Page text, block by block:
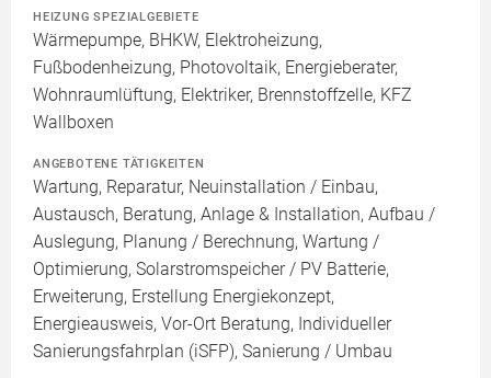
HEIZUNG SPEZIALGEBIETE
Wärmepumpe, BHKW, Elektroheizung,
Fußbodenheizung, Photovoltaik, Energieberater,
Wohnraumlüftung, Elektriker, Brennstoffzelle, KFZ
Wallboxen
ANGEBOTENE TÄTIGKEITEN
Wartung, Reparatur, Neuinstallation / Einbau,
Austausch, Beratung, Anlage & Installation, Aufbau /
Auslegung, Planung / Berechnung, Wartung /
Optimierung, Solarstromspeicher / PV Batterie,
Erweiterung, Erstellung Energiekonzept,
Energieausweis, Vor-Ort Beratung, Individueller
Sanierungsfahrplan (iSFP), Sanierung / Umbau